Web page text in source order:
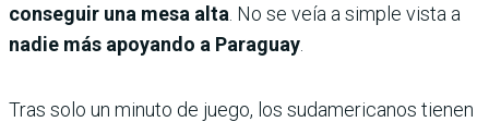
conseguir una mesa alta . No se veía a simple vista a
nadie más apoyando a Paraguay
Tras solo un minuto de juego, los sudamericanos tienen